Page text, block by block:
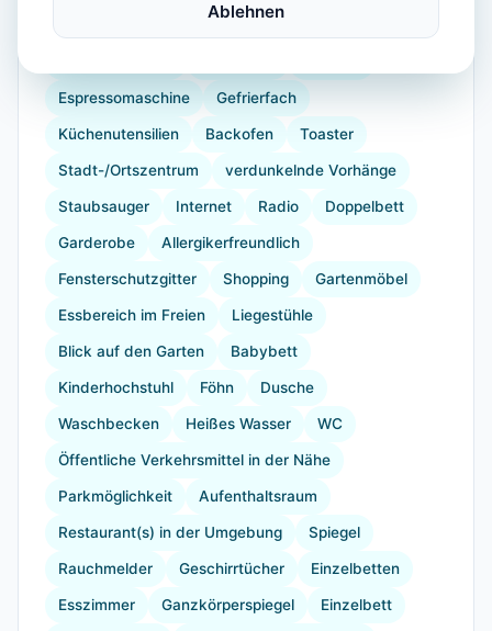
Espressomaschine Gefrierfach
Küchenutensilien Backofen Toaster
Stadt-/Ortszentrum verdunkelnde Vorhänge
Staubsauger Internet Radio Doppelbett
Garderobe Allergikerfreundlich
Fensterschutzgitter Shopping Gartenmöbel
Essbereich im Freien Liegestühle
Blick auf den Garten Babybett
Kinderhochstuhl Föhn Dusche
Waschbecken Heißes Wasser WC
Öffentliche Verkehrsmittel in der Nähe
Parkmöglichkeit Aufenthaltsraum
Restaurant(s) in der Umgebung Spiegel
Rauchmelder Geschirrtücher Einzelbetten
Esszimmer Ganzkörperspiegel Einzelbett
Ablehnen